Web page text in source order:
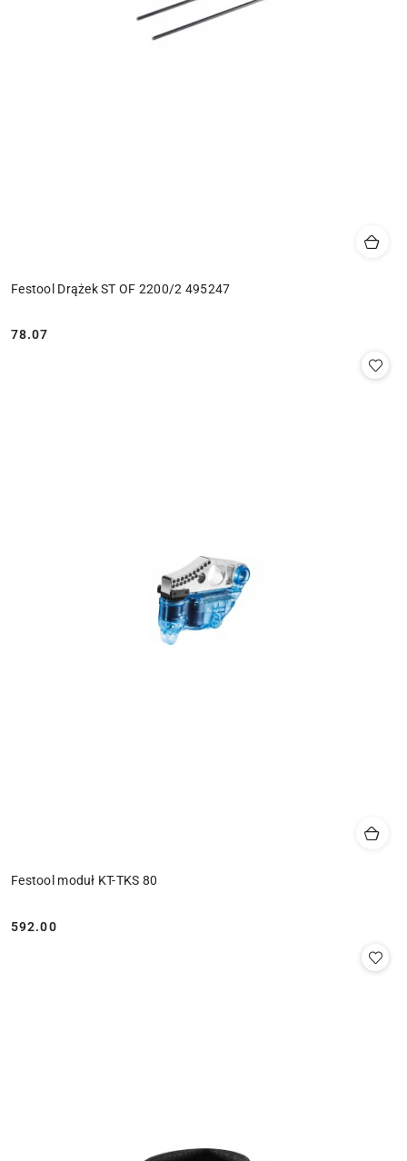
Festool Drążek ST OF 2200/2 495247
Cena:
78.07
Festool moduł KT-TKS 80
Cena:
592.00